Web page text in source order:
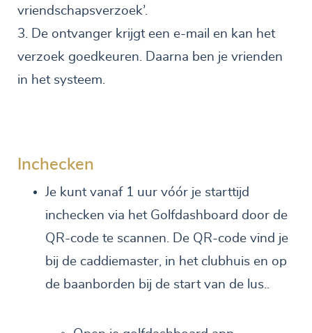
vriendschapsverzoek’.
3. De ontvanger krijgt een e-mail en kan het
verzoek goedkeuren. Daarna ben je vrienden
in het systeem.
Inchecken
Je kunt vanaf 1 uur vóór je starttijd
inchecken via het Golfdashboard door de
QR-code te scannen. De QR-code vind je
bij de caddiemaster, in het clubhuis en op
de baanborden bij de start van de lus..